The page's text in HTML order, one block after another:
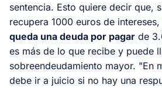
sentencia. Esto quiere decir que,
recupera 1000 euros de
queda una deuda por pagar de
es más de lo que recibe y puede
sobreendeudamiento mayor. "En
debe ir a juicio si no hay una